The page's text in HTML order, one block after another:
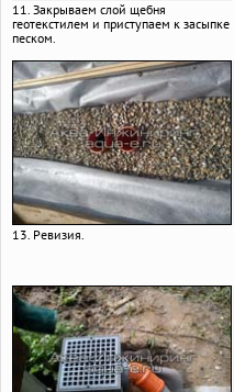
11. Закрываем слой щебня
геотекстилем и приступаем к засыпке
песком.
13. Ревизия.